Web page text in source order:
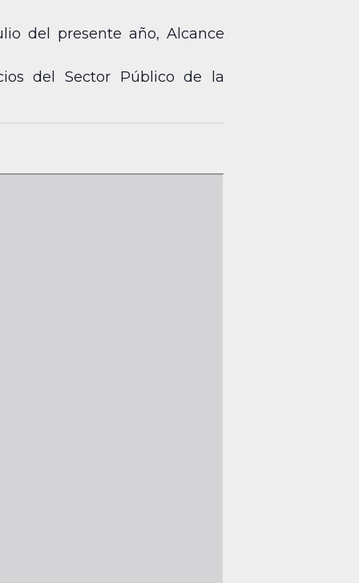
del presente año, Alcance
del Sector Público de la